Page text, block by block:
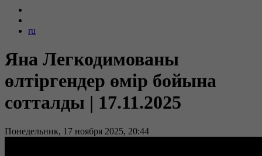
ru
Яна Легкодимованы
өлтіргендер өмір бойына
сотталды | 17.11.2025
Понедельник, 17 ноября 2025, 20:44